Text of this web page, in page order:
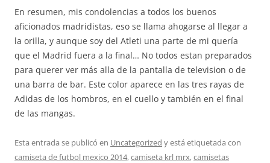
En resumen, mis condolencias a todos los buenos
aficionados madridistas, eso se llama ahogarse al llegar a
la orilla, y aunque soy del Atleti una parte de mi quería
que el Madrid fuera a la final… No todos estan preparados
para querer ver más alla de la pantalla de television o de
una barra de bar. Este color aparece en las tres rayas de
Adidas de los hombros, en el cuello y también en el final
de las mangas.
Esta entrada se publicó en Uncategorized y está etiquetada con
camiseta de futbol mexico 2014,camiseta krl mrx,camisetas